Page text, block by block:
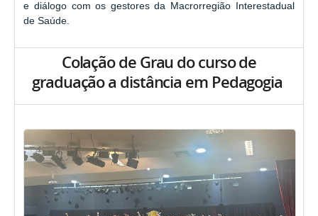
e diálogo com os gestores da Macrorregião Interestadual
de Saúde.
Colação de Grau do curso de
graduação a distância em Pedagogia